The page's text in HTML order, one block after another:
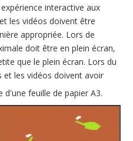
interactive aux
les vidéos doivent être
appropriée. Lors de
doit être en plein écran,
que le plein écran. Lors du
et les vidéos doivent avoir
feuille de papier A3.